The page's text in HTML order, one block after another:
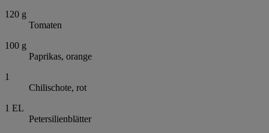
120 g
Tomaten
100 g
Paprikas, orange
1
Chilischote, rot
1 EL
Petersilienblätter